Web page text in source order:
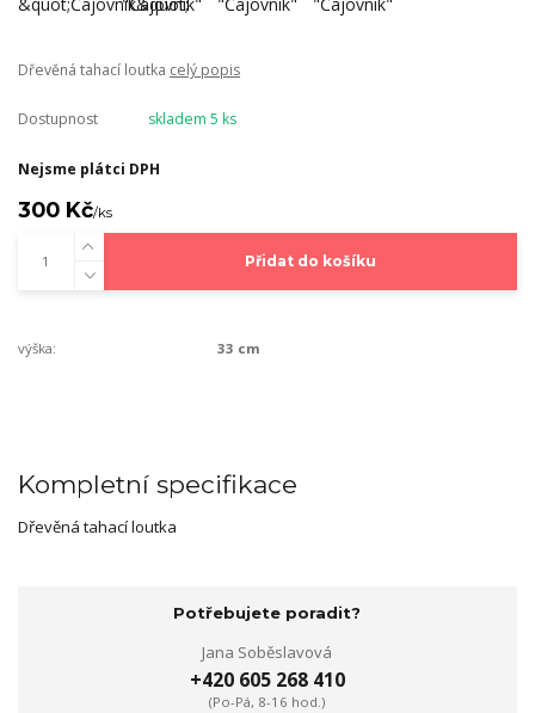
Dřevěná tahací loutka celý popis
Dostupnost skladem 5 ks
Nejsme plátci DPH
300 Kč/ks
Přidat do košíku
výška: 33 cm
Kompletní specifikace
Dřevěná tahací loutka
Potřebujete poradit?
Jana Soběslavová
+420 605 268 410
(Po-Pá, 8-16 hod.)